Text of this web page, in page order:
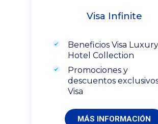
Visa Infinite
Beneficios Visa Luxury
Hotel Collection
Promociones y
descuentos
Visa
MÁS INFORMACIÓN